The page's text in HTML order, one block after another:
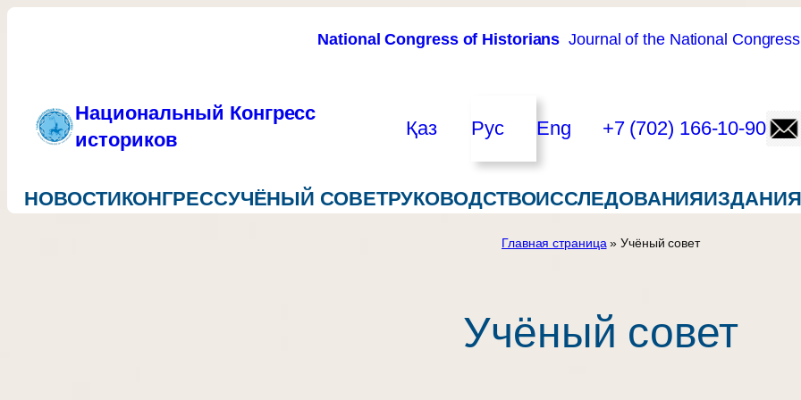
National Congress of Historians Journal of the National
Национальный Конгресс
историков
Қаз Рус Eng +7 (702) 166-10-90
НОВОСТИКОНГРЕССУЧЁНЫЙ СОВЕТРУКОВОДСТВОИССЛЕДОВАНИЯИЗДАНИЯ
Главная страница » Учёный совет
Учёный совет